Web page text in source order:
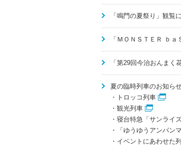
「鳴門の夏祭り」観覧
「ＭＯＮＳＴＥＲ ｂ
「第29回今治おんまく
夏の臨時列車のお知ら
・トロッコ列車
・観光列車
・寝台特急「サンライ
・「ゆうゆうアンパン
・イベントにあわせた